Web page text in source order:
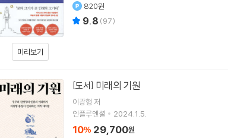
미리보기
820원
9.8 (97)
[도서] 미래의 기원
이광형 저
인플루엔셜
2024.1.5.
10% 29,700원